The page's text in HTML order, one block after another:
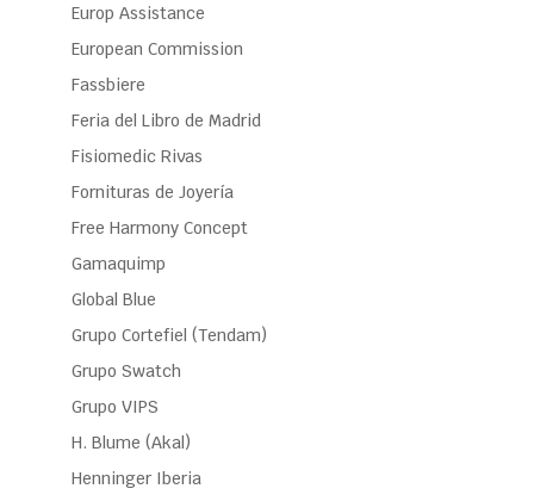
Europ Assistance
European Commission
Fassbiere
Feria del Libro de Madrid
Fisiomedic Rivas
Fornituras de Joyería
Free Harmony Concept
Gamaquimp
Global Blue
Grupo Cortefiel (Tendam)
Grupo Swatch
Grupo VIPS
H. Blume (Akal)
Henninger Iberia